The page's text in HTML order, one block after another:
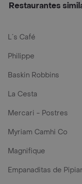
Restaurantes
L´s Café
Philippe
Baskin Robbins
La Cesta
Mercari - Postres
Myriam Camhi Co
Magnifique
Empanaditas de